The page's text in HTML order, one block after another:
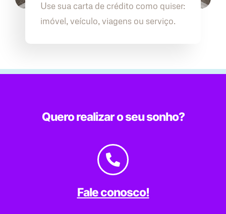
Use sua carta de crédito como quiser:
imóvel, veículo, viagens ou serviço.
Quero realizar o seu sonho?
Fale conosco!